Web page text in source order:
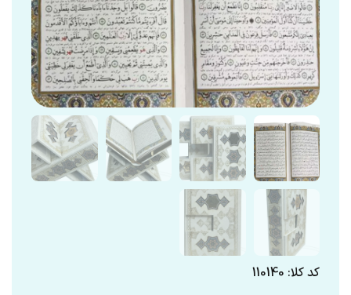
کد کلا: 110140